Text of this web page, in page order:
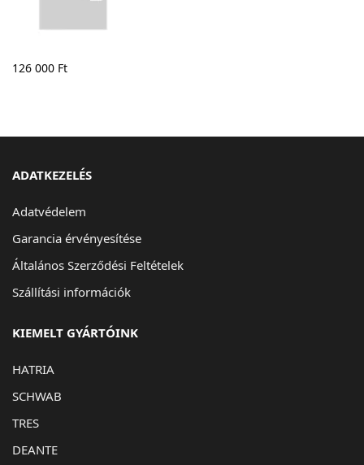
126 000 Ft
ADATKEZELÉS
Adatvédelem
Garancia érvényesítése
Általános Szerződési Feltételek
Szállítási információk
KIEMELT GYÁRTÓINK
HATRIA
SCHWAB
TRES
DEANTE